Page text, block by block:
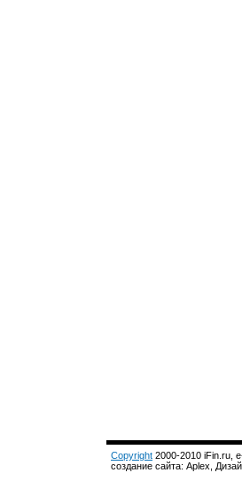
Copyright 2000-2010 iFin.ru,
создание сайта: Aplex,